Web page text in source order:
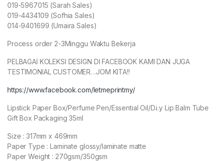
019-5967015 (Sarah Sales)
019-4434109 (Sofhia Sales)
014-9401699 (Umaira Sales)
Process order 2-3Minggu Waktu Bekerja
PELBAGAI KOLEKSI DESIGN DI FACEBOOK KAMI DAN JUGA
TESTIMONIAL CUSTOMER…JOM KITA!!
https://www.facebook.com/letmeprintmy/
Lipstick Paper Box/Perfume Pen/Essential Oil/D.i.y Lip Balm Tube
Gift Box Packaging 35ml
Size : 317mm x 469mm
Paper Type : Laminate glossy/laminate matte
Paper Weight : 270gsm/350gsm